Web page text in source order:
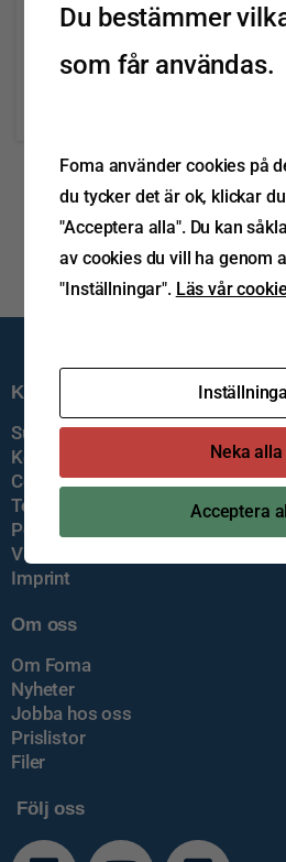
vare den underhållsfria
höga lastkapaciteten, som...
Kundservice
Support
Kontakta oss
Cookiepolicy
Teknisk information
Policys
Visselblåsning
Imprint
Om oss
Om Foma
Nyheter
Jobba hos oss
Prislistor
Filer
Följ oss
Du bestämmer
som får användas.
Foma använder cookies på
du tycker det är ok, klickar
"Acceptera alla". Du kan
av cookies du vill ha genom
"Inställningar". Läs vår
Neka alla
Acceptera